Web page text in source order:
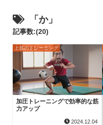
「か」
記事数:(20)
上肢のトレーニング
加圧トレーニングで効率的な筋
力アップ
2024.12.04